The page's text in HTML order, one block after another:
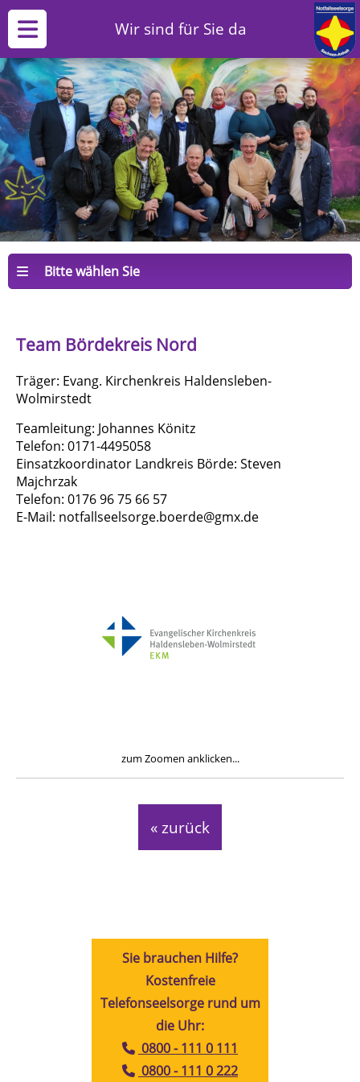
Wir sind für Sie da
Bitte wählen Sie
Team Bördekreis Nord
Träger: Evang. Kirchenkreis Haldensleben-
Wolmirstedt
Teamleitung: Johannes Könitz
Telefon: 0171-4495058
Einsatzkoordinator Landkreis Börde: Steven
Majchrzak
Telefon: 0176 96 75 66 57
E-Mail: notfallseelsorge.boerde@gmx.de
zum Zoomen anklicken...
« zurück
Sie brauchen Hilfe?
Kostenfreie
Telefonseelsorge rund um
die Uhr:
0800 - 111 0 111
0800 - 111 0 222